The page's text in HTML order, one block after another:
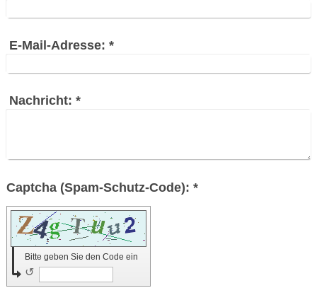
E-Mail-Adresse: *
Nachricht: *
Captcha (Spam-Schutz-Code): *
Bitte geben Sie den Code ein
↺